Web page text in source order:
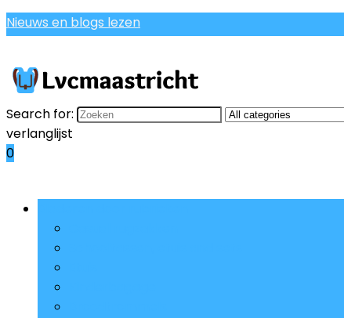
Nieuws en blogs lezen
Search for:
verlanglijst
0